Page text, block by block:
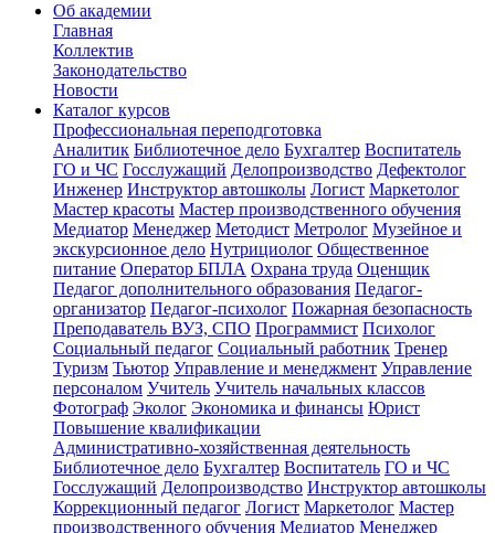
Об академии
Главная
Коллектив
Законодательство
Новости
Каталог курсов
Профессиональная переподготовка
Аналитик Библиотечное дело Бухгалтер Воспитатель
ГО и ЧС Госслужащий Делопроизводство Дефектолог
Инженер Инструктор автошколы Логист Маркетолог
Мастер красоты Мастер производственного обучения
Медиатор Менеджер Методист Метролог Музейное и
экскурсионное дело Нутрициолог Общественное
питание Оператор БПЛА Охрана труда Оценщик
Педагог дополнительного образования Педагог-
организатор Педагог-психолог Пожарная безопасность
Преподаватель ВУЗ, СПО Программист Психолог
Социальный педагог Социальный работник Тренер
Туризм Тьютор Управление и менеджмент Управление
персоналом Учитель Учитель начальных классов
Фотограф Эколог Экономика и финансы Юрист
Повышение квалификации
Административно-хозяйственная деятельность
Библиотечное дело Бухгалтер Воспитатель ГО и ЧС
Госслужащий Делопроизводство Инструктор автошколы
Коррекционный педагог Логист Маркетолог Мастер
производственного обучения Медиатор Менеджер